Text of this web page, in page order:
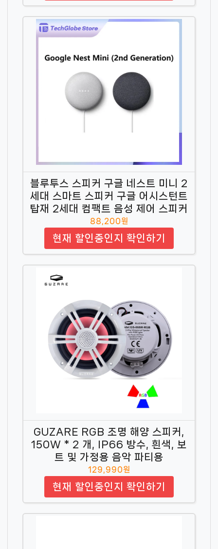
블루투스 스피커 구글 네스트 미니 2
세대 스마트 스피커 구글 어시스턴트
탑재 2세대 컴팩트 음성 제어 스피커
88,200원
현재 할인중인지 확인하기
GUZARE RGB 조명 해양 스피커,
150W * 2 개, IP66 방수, 흰색, 보
트 및 가정용 음악 파티용
129,990원
현재 할인중인지 확인하기